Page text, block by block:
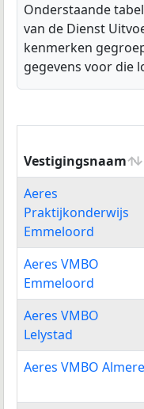
Onderstaande
van de Dienst
kenmerken
gegevens voor die
Vestigingsnaam
Vestigingsnaam
Aeres
Praktijkonderwijs
Emmeloord
Aeres VMBO
Emmeloord
Aeres VMBO
Lelystad
Aeres VMBO Almere